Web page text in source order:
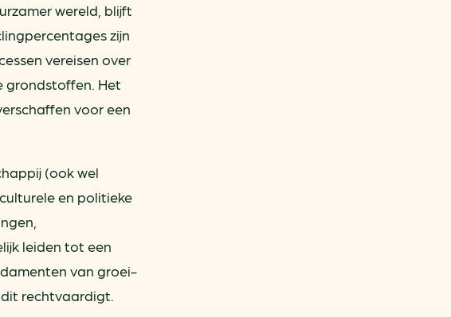
wereld, blijft
zijn
vereisen over
grondstoffen. Het
voor een
(ook wel
en politieke
leiden tot een
van groei-
rechtvaardigt.